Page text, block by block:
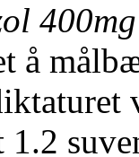
å
1.2